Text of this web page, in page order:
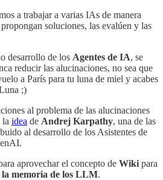
a trabajar a varias IAs de manera
soluciones, las evalúen y las
desarrollo de los Agentes de IA, se
reducir las alucinaciones, no sea que
a París para tu luna de miel y acabes
;)
al problema de las alucinaciones
la idea de Andrej Karpathy, una de las
al desarrollo de los Asistentes de
aprovechar el concepto de Wiki para
la memoria de los LLM.